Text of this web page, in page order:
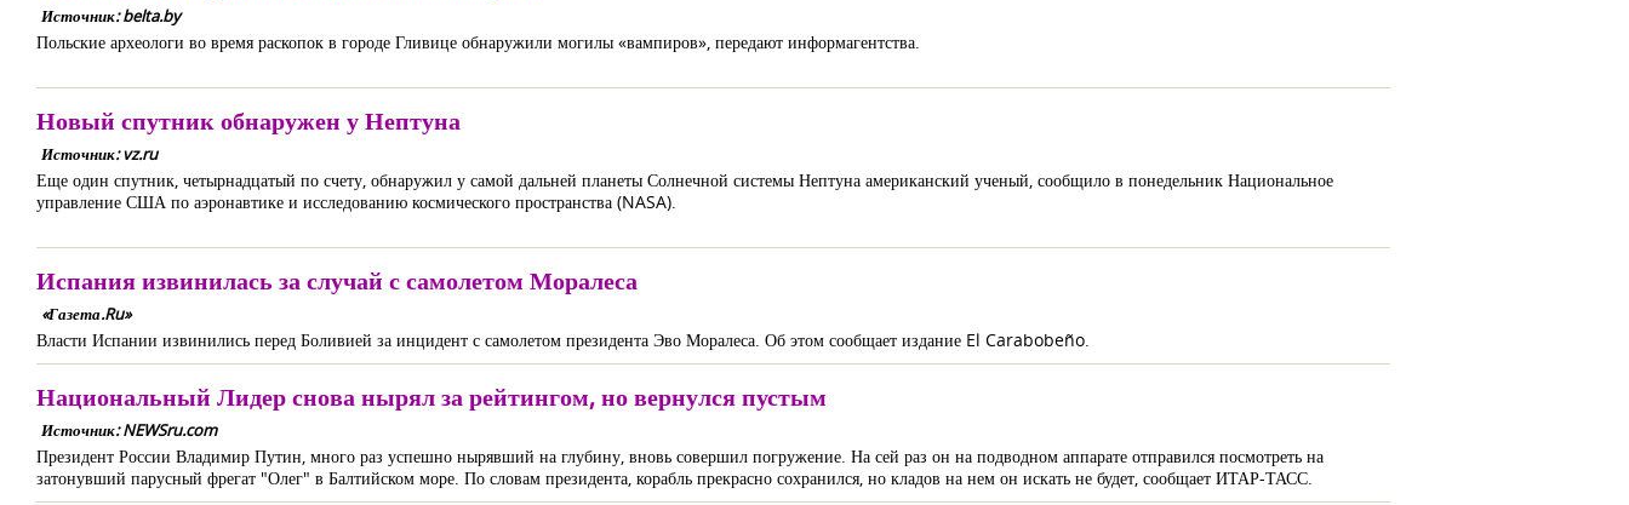
Источник: belta.by
Польские археологи во время раскопок в городе Гливице обнаружили могилы «вампиров», передают информагентства.
Новый спутник обнаружен у Нептуна
Источник: vz.ru
Еще один спутник, четырнадцатый по счету, обнаружил у самой дальней планеты Солнечной системы Нептуна американский ученый, сообщило в понедельник Национальное
управление США по аэронавтике и исследованию космического пространства (NASA).
Испания извинилась за случай с самолетом Моралеса
«Газета.Ru»
Власти Испании извинились перед Боливией за инцидент с самолетом президента Эво Моралеса. Об этом сообщает издание El Carabobeño.
Национальный Лидер снова нырял за рейтингом, но вернулся пустым
Источник: NEWSru.com
Президент России Владимир Путин, много раз успешно нырявший на глубину, вновь совершил погружение. На сей раз он на подводном аппарате отправился посмотреть на
затонувший парусный фрегат "Олег" в Балтийском море. По словам президента, корабль прекрасно сохранился, но кладов на нем он искать не будет, сообщает ИТАР-ТАСС.